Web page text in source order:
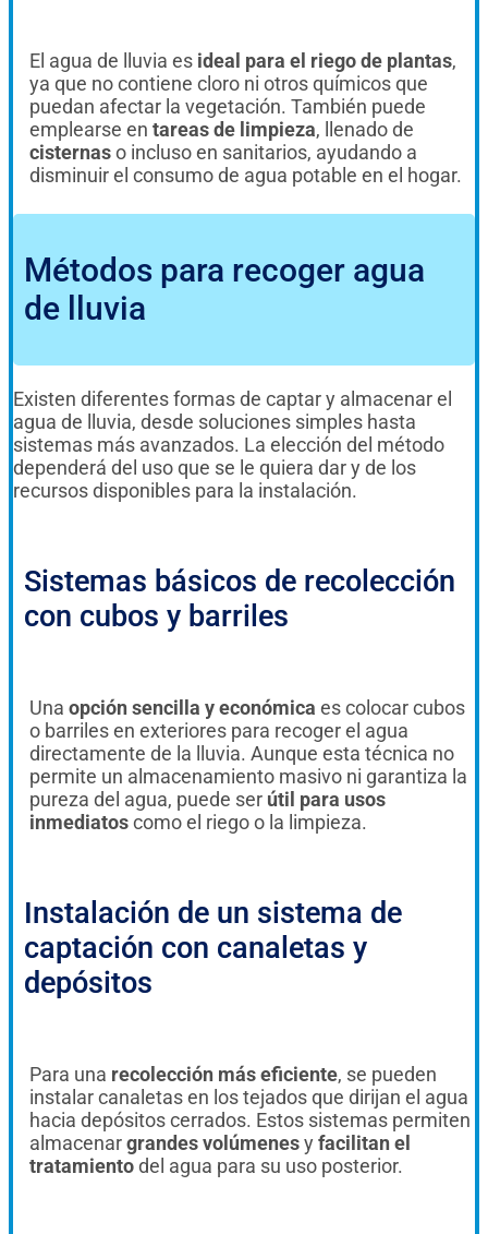
El agua de lluvia es ideal para el riego de plantas,
ya que no contiene cloro ni otros químicos que
puedan afectar la vegetación. También puede
emplearse en tareas de limpieza, llenado de
cisternaso incluso en sanitarios, ayudando a
disminuir el consumo de agua potable en el hogar.
Métodos para recoger agua
de lluvia
Existen diferentes formas de captar y almacenar el
agua de lluvia, desde soluciones simples hasta
sistemas más avanzados. La elección del método
dependerá del uso que se le quiera dar y de los
recursos disponibles para la instalación.
Sistemas básicos de recolección
con cubos y barriles
Una opción sencilla y económica es colocar cubos
o barriles en exteriores para recoger el agua
directamente de la lluvia. Aunque esta técnica no
permite un almacenamiento masivo ni garantiza la
pureza del agua, puede ser útil para usos
inmediatoscomo el riego o la limpieza.
Instalación de un sistema de
captación con canaletas y
depósitos
Para una recolección más eficiente, se pueden
instalar canaletas en los tejados que dirijan el agua
hacia depósitos cerrados. Estos sistemas permiten
almacenargrandes volúmenesy facilitan el
tratamientodel agua para su uso posterior.